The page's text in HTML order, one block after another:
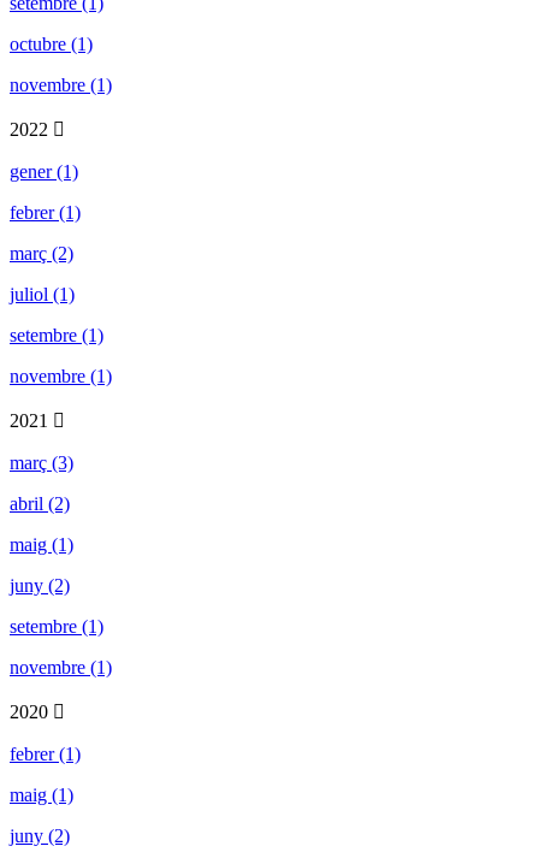
octubre (1)
novembre (1)
2022
gener (1)
febrer (1)
març (2)
juliol (1)
setembre (1)
novembre (1)
2021
març (3)
abril (2)
maig (1)
juny (2)
setembre (1)
novembre (1)
2020
febrer (1)
maig (1)
juny (2)